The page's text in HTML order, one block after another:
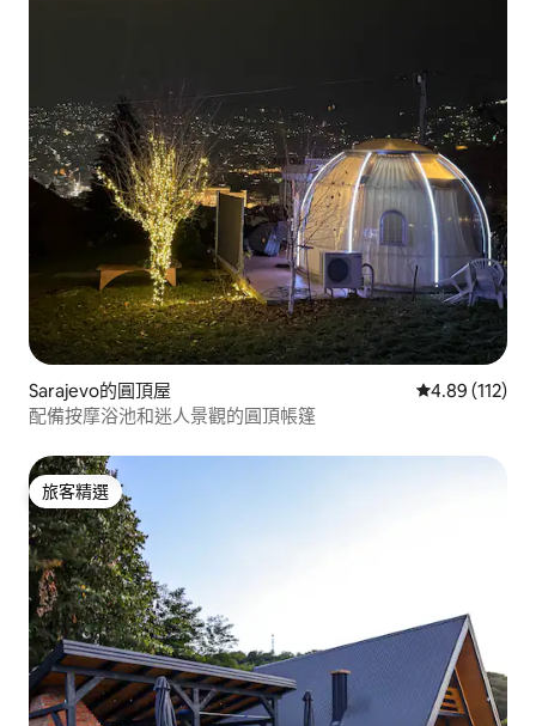
Sarajevo的圓頂屋 從 112 則評價
4.89 (112)
配備按摩浴池和迷人景觀的圓頂帳篷
旅客精選
旅客精選